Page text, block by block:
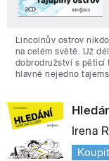
Lincolnův ostrov
na celém světě. Už
dobrodružství s pěticí
hlavně nejedno
Irena
Koupit